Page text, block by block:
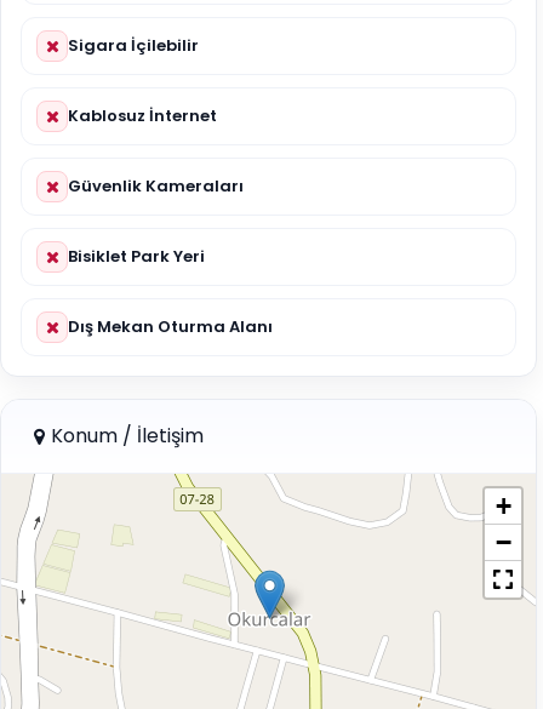
Sigara İçilebilir
Kablosuz İnternet
Güvenlik Kameraları
Bisiklet Park Yeri
Dış Mekan Oturma Alanı
Konum / İletişim
+
−